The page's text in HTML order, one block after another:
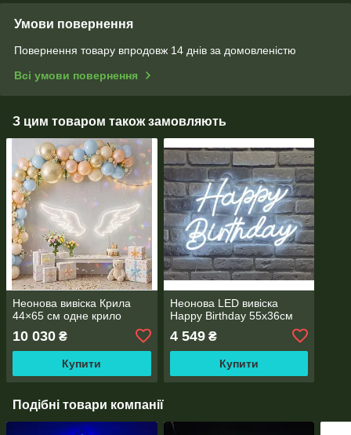
Умови повернення
Повернення товару впродовж 14 днів за домовленістю
Всі умови повернення
З цим товаром також замовляють
Неонова вивіска Крила
44×65 см одне крило
10 030 ₴
Купити
Неонова LED вивіска
Happy Birthday 55х36cм
4 549₴
Купити
Подібні товари компанії